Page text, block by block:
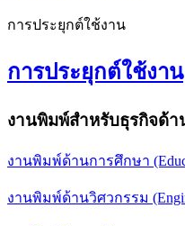
การประยุกต์ใช้งาน
การประยุกต์ใช้งาน
งานพิมพ์สำหรับธุรกิจด้า
งานพิมพ์ด้านการศึกษา
งานพิมพ์ด้านวิศวกรรม